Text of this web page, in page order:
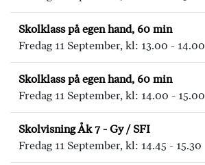
Skolklass på egen hand, 60 min
Fredag 11 September, kl: 13.00 - 14.00
Skolklass på egen hand, 60 min
Fredag 11 September, kl: 14.00 - 15.00
Skolvisning Åk 7 - Gy / SFI
Fredag 11 September, kl: 14.45 - 15.30